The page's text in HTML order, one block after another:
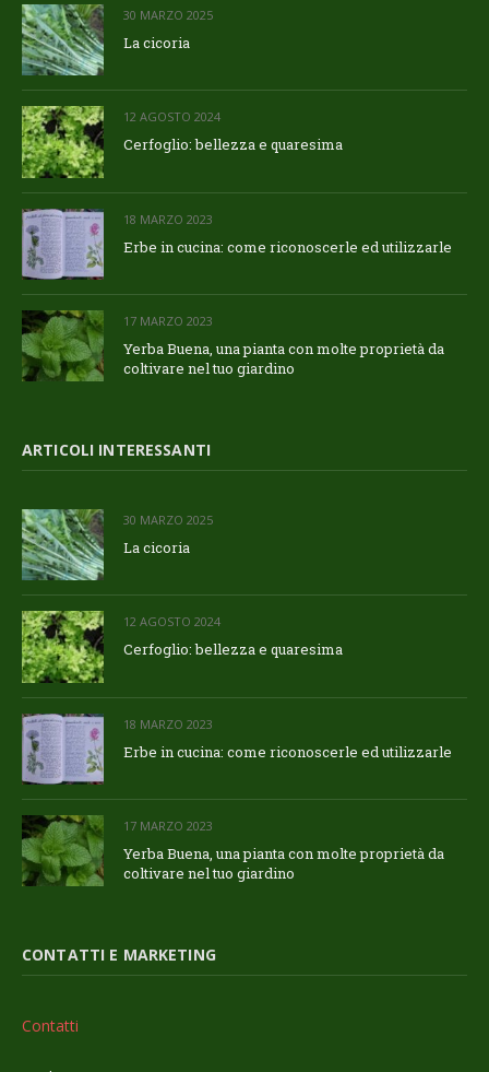
30 MARZO 2025
La cicoria
12 AGOSTO 2024
Cerfoglio: bellezza e quaresima
18 MARZO 2023
Erbe in cucina: come riconoscerle ed utilizzarle
17 MARZO 2023
Yerba Buena, una pianta con molte proprietà da
coltivare nel tuo giardino
ARTICOLI INTERESSANTI
30 MARZO 2025
La cicoria
12 AGOSTO 2024
Cerfoglio: bellezza e quaresima
18 MARZO 2023
Erbe in cucina: come riconoscerle ed utilizzarle
17 MARZO 2023
Yerba Buena, una pianta con molte proprietà da
coltivare nel tuo giardino
CONTATTI E MARKETING
Contatti